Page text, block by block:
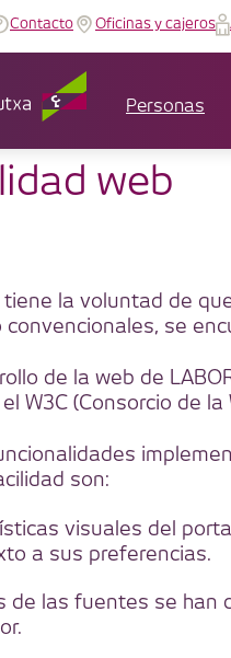
Contacto Oficinas y cajeros
Personas
web
tiene la voluntad de
convencionales, se
de la web de
W3C (Consorcio de la
son:
visuales del
a sus preferencias.
de las fuentes se han